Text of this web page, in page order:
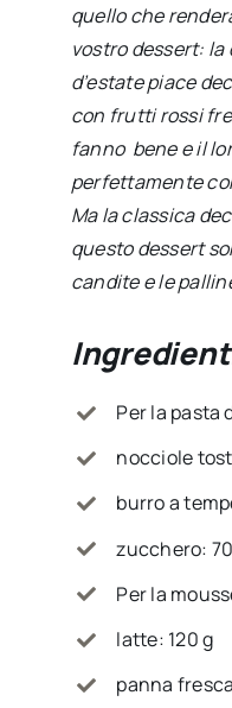
quello che
vostro dessert: la
d’estate piace
con frutti rossi
fanno bene e il
perfettamente
Ma la classica
questo dessert
candite e le
Per la pasta
nocciole
burro a
zucchero:
Per la
latte: 120 g
panna